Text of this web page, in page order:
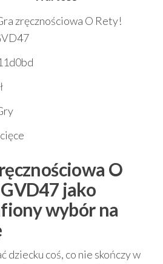
zręcznościowa O Rety!
O
jako
wybór na
dziecku coś, co nie skończy w